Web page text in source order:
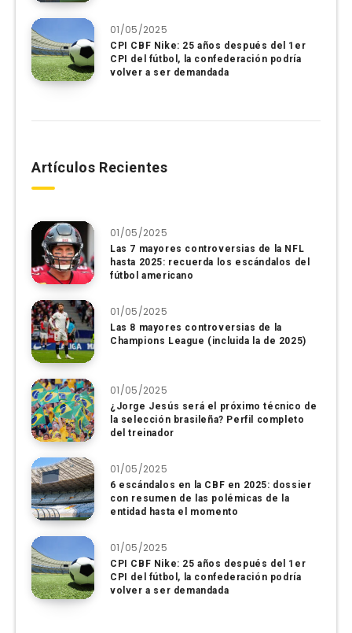
01/05/2025
CPI CBF Nike: 25 años después del 1er
CPI del fútbol, ​​la confederación podría
volver a ser demandada
Artículos Recientes
01/05/2025
Las 7 mayores controversias de la NFL
hasta 2025: recuerda los escándalos del
fútbol americano
01/05/2025
Las 8 mayores controversias de la
Champions League (incluida la de 2025)
01/05/2025
¿Jorge Jesús será el próximo técnico de
la selección brasileña? Perfil completo
del treinador
01/05/2025
6 escándalos en la CBF en 2025: dossier
con resumen de las polémicas de la
entidad hasta el momento
01/05/2025
CPI CBF Nike: 25 años después del 1er
CPI del fútbol, ​​la confederación podría
volver a ser demandada